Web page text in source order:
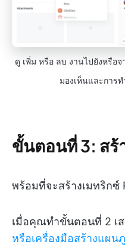
ดู เพิ่ม หรือ ลบ งานไปยังหรือ
มองเห็นและการ
ขั้นตอนที่ 3: สร้
พร้อมที่จะสร้างเมทริกซ์
เมื่อคุณทำขั้นตอนที่ 2 เ
หรือเครื่องมือสร้างแผน